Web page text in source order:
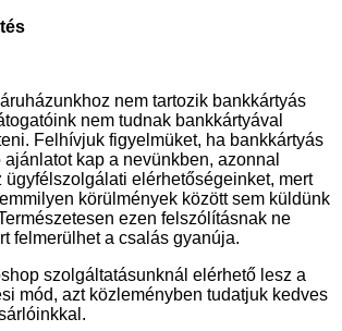
nem tartozik bankkártyás
nem tudnak bankkártyával
Felhívjuk figyelmüket, ha bankkártyás
kap a nevünkben, azonnal
ügyfélszolgálati elérhetőségeinket, mert
körülmények között sem küldünk
ezen felszólításnak ne
felmerülhet a csalás gyanúja.
szolgáltatásunknál elérhető lesz a
mód, azt közleményben tudatjuk kedves